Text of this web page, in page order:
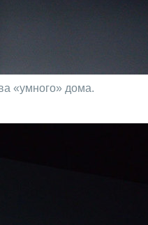
«умного» дома.